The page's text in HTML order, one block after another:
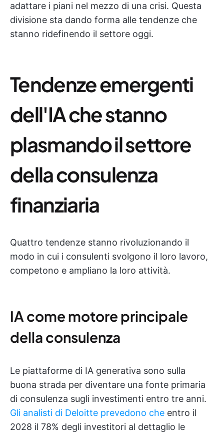
adattare i piani nel mezzo di una crisi. Questa
divisione sta dando forma alle tendenze che
stanno ridefinendo il settore oggi.
Tendenze emergenti
dell'IA che stanno
plasmando il settore
della consulenza
finanziaria
Quattro tendenze stanno rivoluzionando il
modo in cui i consulenti svolgono il loro lavoro,
competono e ampliano la loro attività.
IA come motore principale
della consulenza
Le piattaforme di IA generativa sono sulla
buona strada per diventare una fonte primaria
di consulenza sugli investimenti entro tre anni.
Gli analisti di Deloitte prevedono che entro il
2028 il 78% degli investitori al dettaglio le